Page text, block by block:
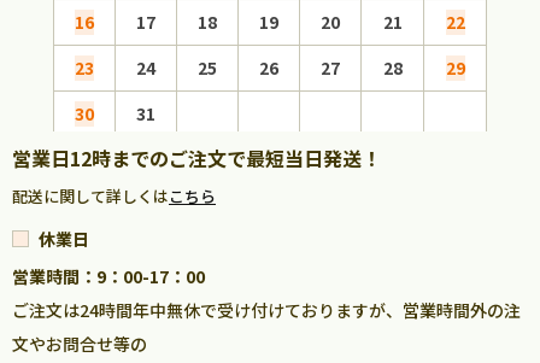
16
17 18 19 20 21
22
23
24 25 26 27 28
29
30
31
営業日12時までのご注文で最短当日発送！
配送に関して詳しくはこちら
休業日
営業時間：9：00-17：00
ご注文は24時間年中無休で受け付けておりますが、営業時間外の注
文やお問合せ等の